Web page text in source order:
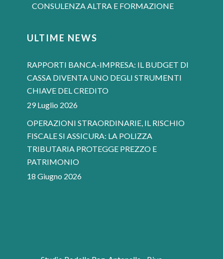
CONSULENZA ALTRA E FORMAZIONE
ULTIME NEWS
RAPPORTI BANCA-IMPRESA: IL BUDGET DI
CASSA DIVENTA UNO DEGLI STRUMENTI
CHIAVE DEL CREDITO
29 Luglio 2026
OPERAZIONI STRAORDINARIE, IL RISCHIO
FISCALE SI ASSICURA: LA POLIZZA
TRIBUTARIA PROTEGGE PREZZO E
PATRIMONIO
18 Giugno 2026